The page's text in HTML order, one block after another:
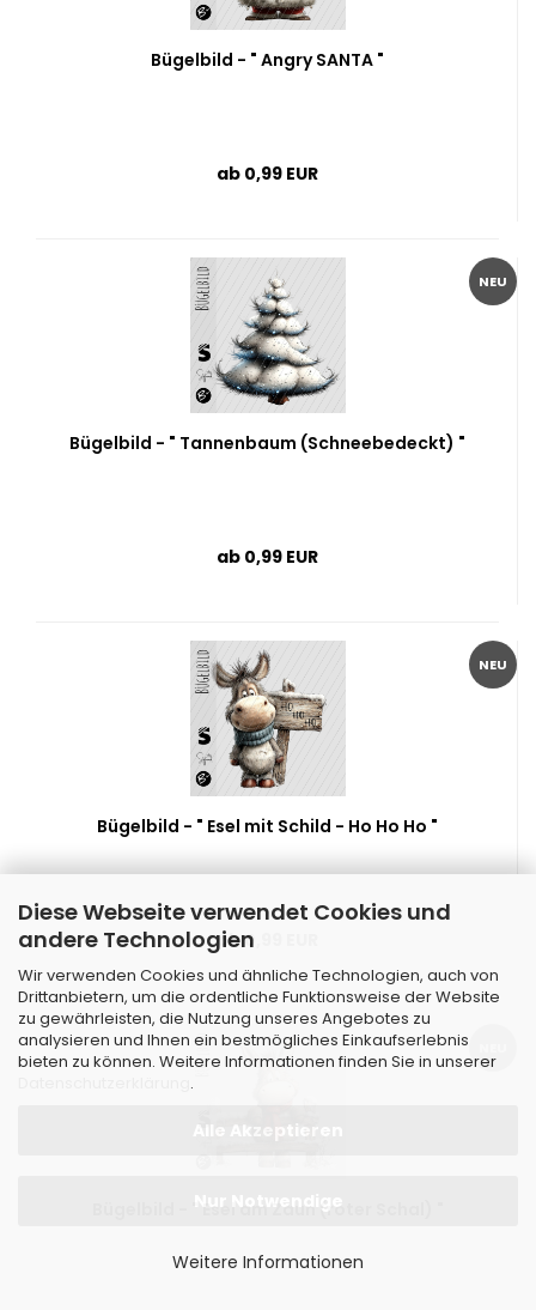
Diese Webseite verwendet Cookies und
andere Technologien
Wir verwenden Cookies und ähnliche Technologien, auch von
Drittanbietern, um die ordentliche Funktionsweise der Website
zu gewährleisten, die Nutzung unseres Angebotes zu
analysieren und Ihnen ein bestmögliches Einkaufserlebnis
bieten zu können. Weitere Informationen finden Sie in unserer
.
Alle Akzeptieren
Nur Notwendige
Weitere Informationen
Bügelbild - " Angry SANTA "
ab 0,99 EUR
NEU
Bügelbild - " Tannenbaum (Schneebedeckt) "
ab 0,99 EUR
NEU
Bügelbild - " Esel mit Schild - Ho Ho Ho "
ab 0,99 EUR
Bügelbild - " Esel am Zaun (roter Schal) "